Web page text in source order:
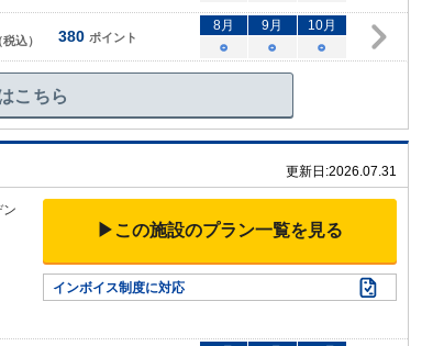
税込） 380 ポイント
8月 9月 10月
○
○ ○
こちら
更新日:2026.07.31
ン
▶この施設のプラン一覧を見る
インボイス制度に対応